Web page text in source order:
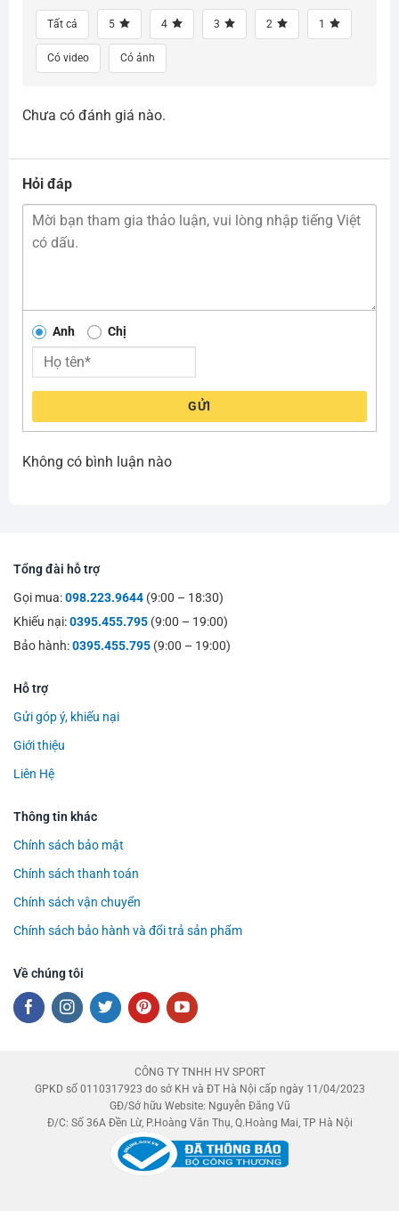
Tất cả 5 4 3 2 1
Có video Có ảnh
Chưa có đánh giá nào.
Hỏi đáp
Anh Chị
GỬI
Không có bình luận nào
Tổng đài hỗ trợ
Gọi mua:098.223.9644 (9:00 – 18:30)
Khiếu nại:0395.455.795 (9:00 – 19:00)
Bảo hành:0395.455.795 (9:00 – 19:00)
Hỗ trợ
Gửi góp ý, khiếu nại
Giới thiệu
Liên Hệ
Thông tin khác
Chính sách bảo mật
Chính sách thanh toán
Chính sách vận chuyển
Chính sách bảo hành và đổi trả sản phẩm
Về chúng tôi
CÔNG TY TNHH HV SPORT
GPKD số 0110317923 do sở KH và ĐT Hà Nội cấp ngày 11/04/2023
GĐ/Sở hữu Website: Nguyễn Đăng Vũ
Đ/C: Số 36A Đền Lừ, P.Hoàng Văn Thụ, Q.Hoàng Mai, TP Hà Nội